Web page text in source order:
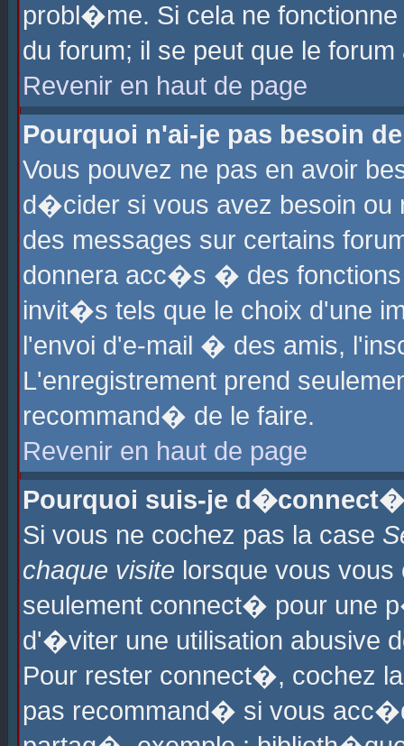
probl�me. Si cela ne
du forum; il se peut que le
Revenir en haut de page
Pourquoi n'ai-je pas besoin
Vous pouvez ne pas en avoir
d�cider si vous avez besoin ou
des messages sur certains
donnera acc�s � des fonctions
invit�s tels que le choix d'une
l'envoi d'e-mail � des amis,
L'enregistrement prend
recommand� de le faire.
Revenir en haut de page
Pourquoi suis-je
Si vous ne cochez pas la case
chaque visite lorsque vous
seulement connect� pour une
d'�viter une utilisation abusive
Pour rester connect�, cochez
pas recommand� si vous